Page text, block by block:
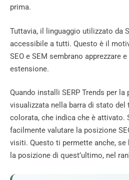
prima.
Tuttavia, il linguaggio utilizzato da
accessibile a tutti. Questo è il
SEO e SEM sembrano apprezzare
estensione.
Quando installi SERP Trends per la
visualizzata nella barra di stato del
colorata, che indica che è attivato.
facilmente valutare la posizione
visiti. Questo ti permette anche,
la posizione di quest’ultimo, nel